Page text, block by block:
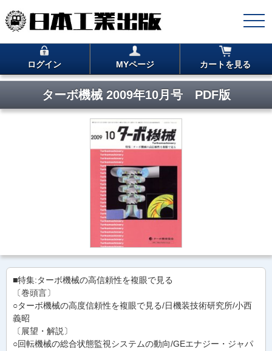
ログイン MYページ カートを見る
ターボ機械 2009年10月号 PDF版
■特集:ターボ機械の高信頼性を複眼で見る
〔巻頭言〕
○ターボ機械の高度信頼性を複眼で見る/日機装技術研究所/小西
義昭
〔展望・解説〕
○回転機械の総合状態監視システムの動向/GEエナジー・ジャパ